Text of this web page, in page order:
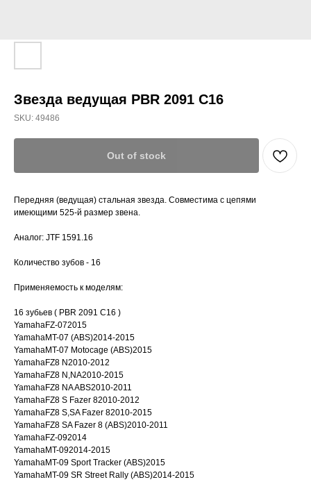
Звезда ведущая PBR 2091 C16
SKU: 49486
Out of stock
Передняя (ведущая) стальная звезда. Совместима с цепями
имеющими 525-й размер звена.
Аналог: JTF 1591.16
Количество зубов - 16
Применяемость к моделям:
16 зубьев ( PBR 2091 C16 )
YamahaFZ-072015
YamahaMT-07 (ABS)2014-2015
YamahaMT-07 Motocage (ABS)2015
YamahaFZ8 N2010-2012
YamahaFZ8 N,NA2010-2015
YamahaFZ8 NA ABS2010-2011
YamahaFZ8 S Fazer 82010-2012
YamahaFZ8 S,SA Fazer 82010-2015
YamahaFZ8 SA Fazer 8 (ABS)2010-2011
YamahaFZ-092014
YamahaMT-092014-2015
YamahaMT-09 Sport Tracker (ABS)2015
YamahaMT-09 SR Street Rally (ABS)2014-2015